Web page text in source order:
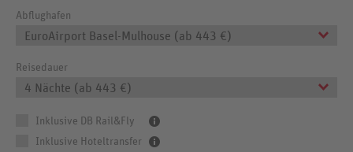
Abflughafen
EuroAirport Basel-Mulhouse (ab 443 €)
Reisedauer
4 Nächte (ab 443 €)
Inklusive DB Rail&Fly
Inklusive Hoteltransfer